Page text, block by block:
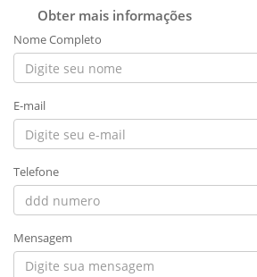
Obter mais informações
Nome Completo
E-mail
Telefone
Mensagem